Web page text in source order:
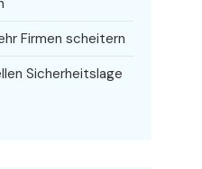
Firmen scheitern
Sicherheitslage